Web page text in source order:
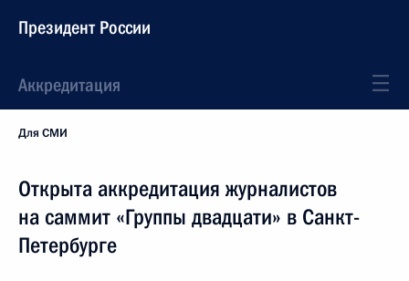
Президент России
Аккредитация
Для СМИ
Открыта аккредитация журналистов
на саммит «Группы двадцати» в Санкт-
Петербурге